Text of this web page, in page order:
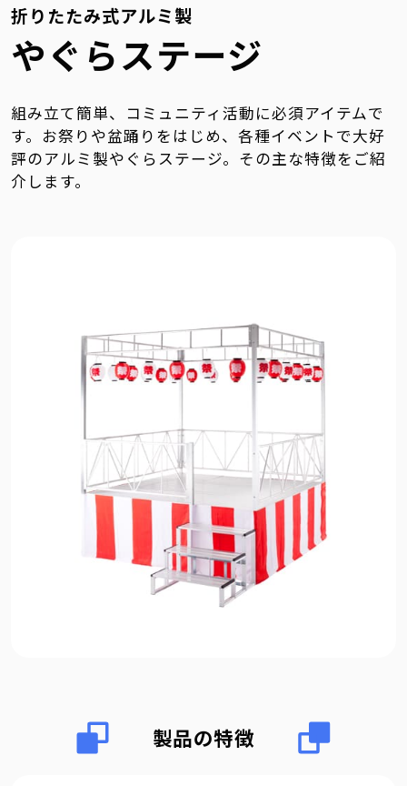
折りたたみ式アルミ製
やぐらステージ
組み立て簡単、コミュニティ活動に必須アイテムで
す。お祭りや盆踊りをはじめ、各種イベントで大好
評のアルミ製やぐらステージ。その主な特徴をご紹
介します。
製品の特徴